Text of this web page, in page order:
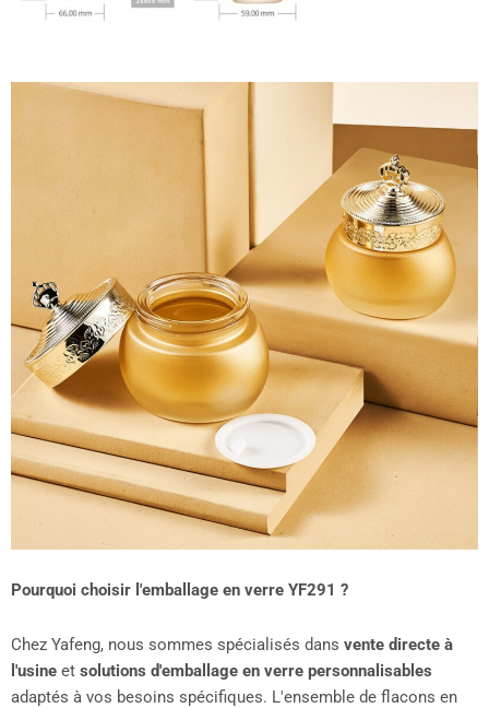
Pourquoi choisir l'emballage en verre YF291 ?
Chez Yafeng, nous sommes spécialisés dans vente directe à
l'usine et solutions d'emballage en verre personnalisables
adaptés à vos besoins spécifiques. L'ensemble de flacons en